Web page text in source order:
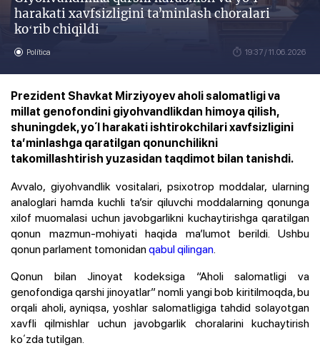
harakati xavfsizligini taʼminlash choralari
koʻrib chiqildi
Política 19:37 / 11.06.2026
Prezident Shavkat Mirziyoyev aholi salomatligi va
millat genofondini giyohvandlikdan himoya qilish,
shuningdek, yoʻl harakati ishtirokchilari xavfsizligini
taʼminlashga qaratilgan qonunchilikni
takomillashtirish yuzasidan taqdimot bilan tanishdi.
Avvalo, giyohvandlik vositalari, psixotrop moddalar, ularning
analoglari hamda kuchli taʼsir qiluvchi moddalarning qonunga
xilof muomalasi uchun javobgarlikni kuchaytirishga qaratilgan
qonun mazmun-mohiyati haqida maʼlumot berildi. Ushbu
qonun parlament tomonidanqabul qilingan.
Qonun bilan Jinoyat kodeksiga “Aholi salomatligi va
genofondiga qarshi jinoyatlar” nomli yangi bob kiritilmoqda, bu
orqali aholi, ayniqsa, yoshlar salomatligiga tahdid solayotgan
xavfli qilmishlar uchun javobgarlik choralarini kuchaytirish
koʻzda tutilgan.